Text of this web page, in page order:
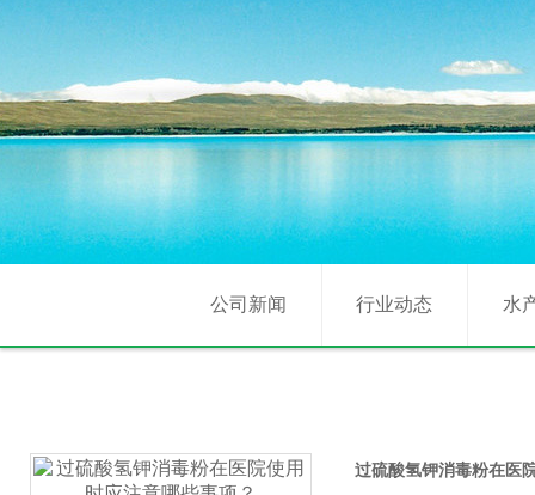
公司新闻 行业动态 水
过硫酸氢钾消毒粉在医